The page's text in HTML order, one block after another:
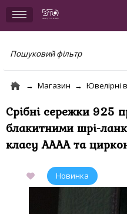
Пошуковий фільтр
Магазин Ювелірні
Срібні сережки 925
блакитними шрі-
класу АААА та